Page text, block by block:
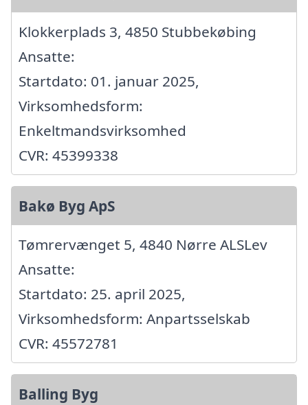
Klokkerplads 3, 4850 Stubbekøbing
Ansatte:
Startdato: 01. januar 2025,
Virksomhedsform:
Enkeltmandsvirksomhed
CVR: 45399338
Bakø Byg ApS
Tømrervænget 5, 4840 Nørre ALSLev
Ansatte:
Startdato: 25. april 2025,
Virksomhedsform: Anpartsselskab
CVR: 45572781
Balling Byg